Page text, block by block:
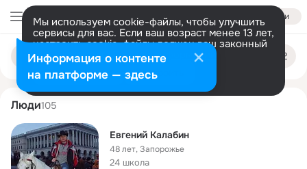
Войти
Мы используем cookie-файлы, чтобы улучшить
сервисы для вас. Если ваш возраст менее 13 лет,
настроить cookie-файлы должен ваш законный
представитель. Больше информации
Разрешить все Настроить
Поиск
людям
evgeniy kalabin
Люди105
Евгений Калабин
48 лет,Запорожье
24 школа
Информация о контенте
на платформе — здесь